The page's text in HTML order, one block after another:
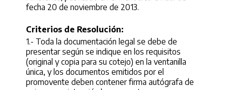
fecha 20 de noviembre de 2013.
Criterios de Resolución:
1.- Toda la documentación legal se debe de
presentar según se indique en los requisitos
(original y copia para su cotejo) en la ventanilla
única, y los documentos emitidos por el
promovente deben contener firma autógrafa de